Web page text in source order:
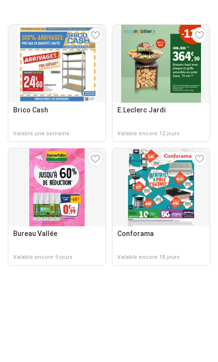
Brico Cash
Valable une semaine
E.Leclerc Jardi
Valable encore 12 jours
Bureau Vallée
Valable encore 9 jours
Conforama
Valable encore 18 jours